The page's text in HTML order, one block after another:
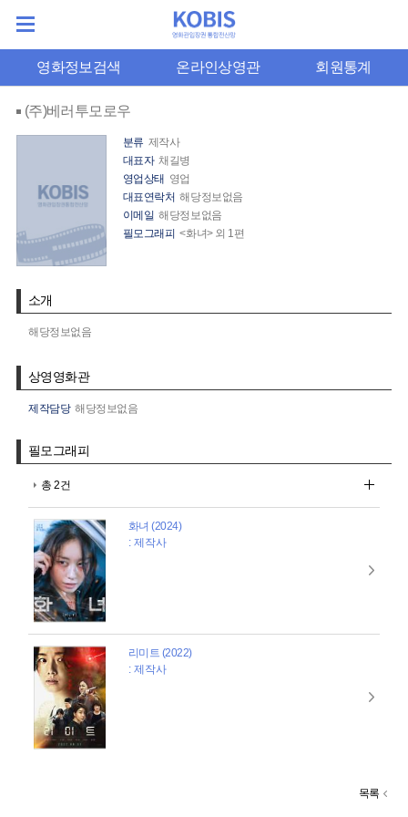
영화정보검색 온라인상영관 회원통계
(주)베러투모로우
분류 제작사
대표자 채길병
영업상태 영업
대표연락처 해당정보없음
이메일 해당정보없음
필모그래피 <화녀> 외 1편
소개
해당정보없음
상영영화관
제작담당 해당정보없음
필모그래피
총 2건
화녀 (2024)
: 제작사
리미트 (2022)
: 제작사
목록